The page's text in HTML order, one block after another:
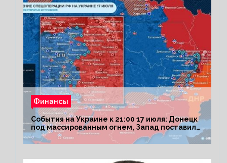
Финансы
События на Украине к 21:00 17 июля: Донецк
под массированным огнем, Запад поставил
Киеву ультиматум